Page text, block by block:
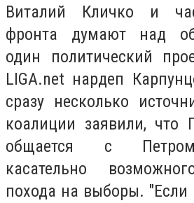
Виталий Кличко и
фронта думают над
один политический
LIGA.net нардеп
сразу несколько
коалиции заявили, что
общается с
касательно
похода на выборы.